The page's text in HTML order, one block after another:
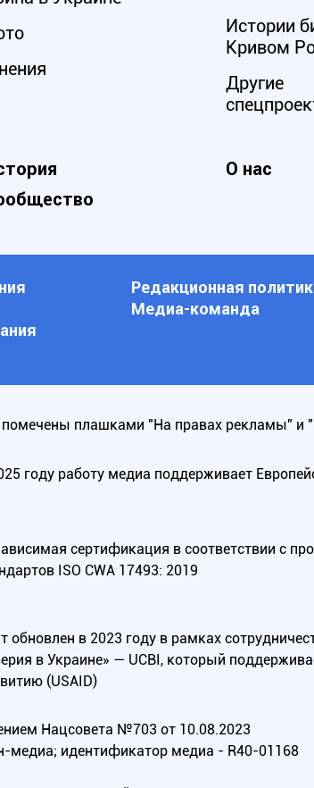
Истории
Кривом
Другие
О нас
Редакционная
Медиа-команда
плашками "На правах рекламы" и
году работу медиа поддерживает
сертификация в соответствии с
ISO CWA 17493: 2019
обновлен в 2023 году в рамках
в Украине» — UCBI, который
(USAID)
Нацсовета №703 от 10.08.2023
медиа; идентификатор медиа - R40-01168